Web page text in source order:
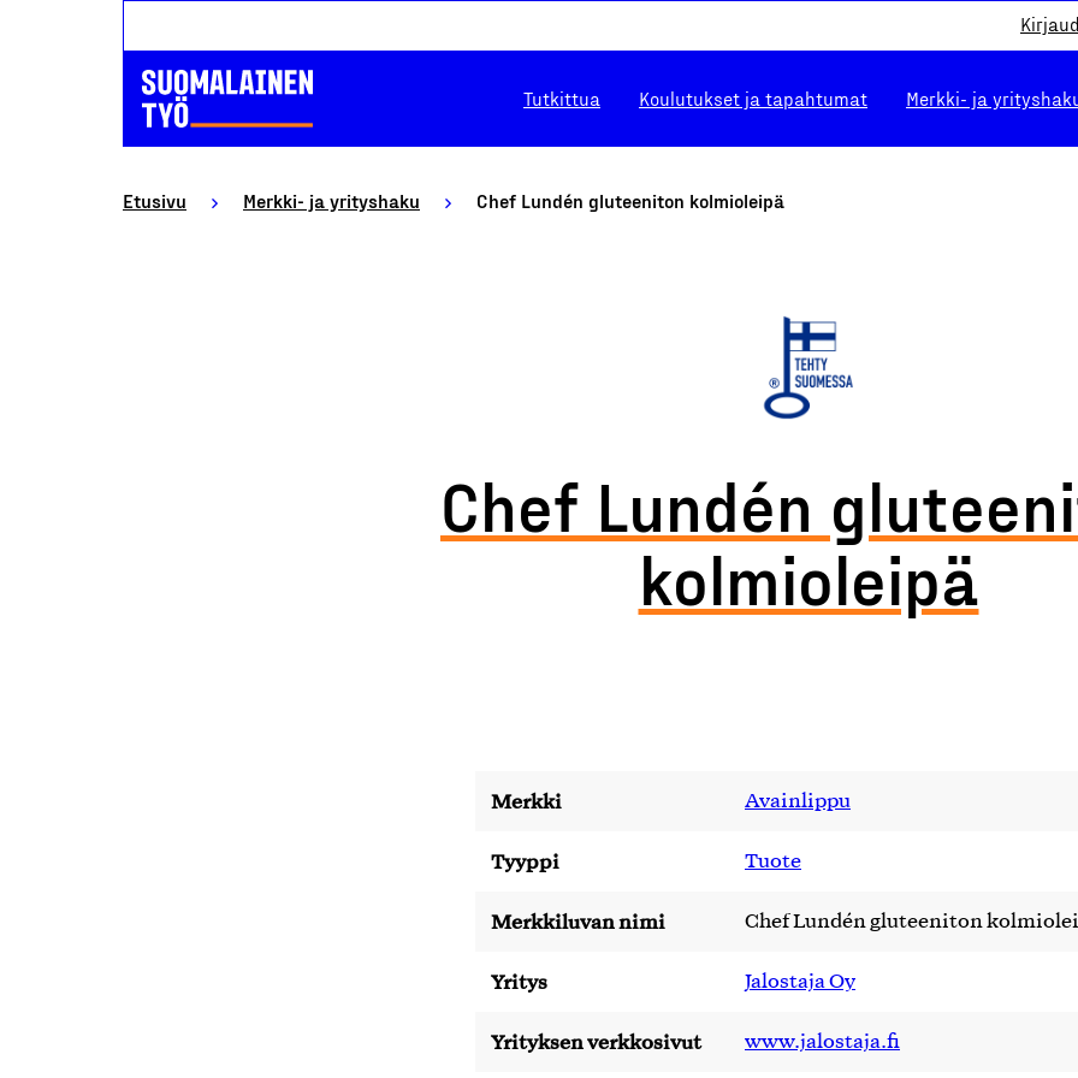
Tutkittua Koulutukset ja tapahtumat Merkki- ja
Etusivu Merkki- ja yrityshaku Chef Lundén gluteeniton kolmioleipä
Chef Lundén
kolmioleipä
Merkki Avainlippu
Tyyppi Tuote
Merkkiluvan nimi Chef Lundén gluteeniton
Yritys Jalostaja Oy
Yrityksen verkkosivut www.jalostaja.fi